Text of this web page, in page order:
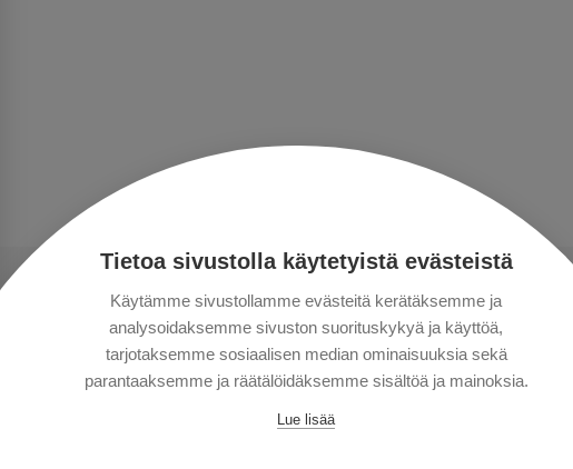
Tietoa sivustolla käytetyistä evästeistä
Käytämme sivustollamme evästeitä kerätäksemme ja
analysoidaksemme sivuston suorituskykyä ja käyttöä,
tarjotaksemme sosiaalisen median ominaisuuksia sekä
parantaaksemme ja räätälöidäksemme sisältöä ja mainoksia.
Lue lisää